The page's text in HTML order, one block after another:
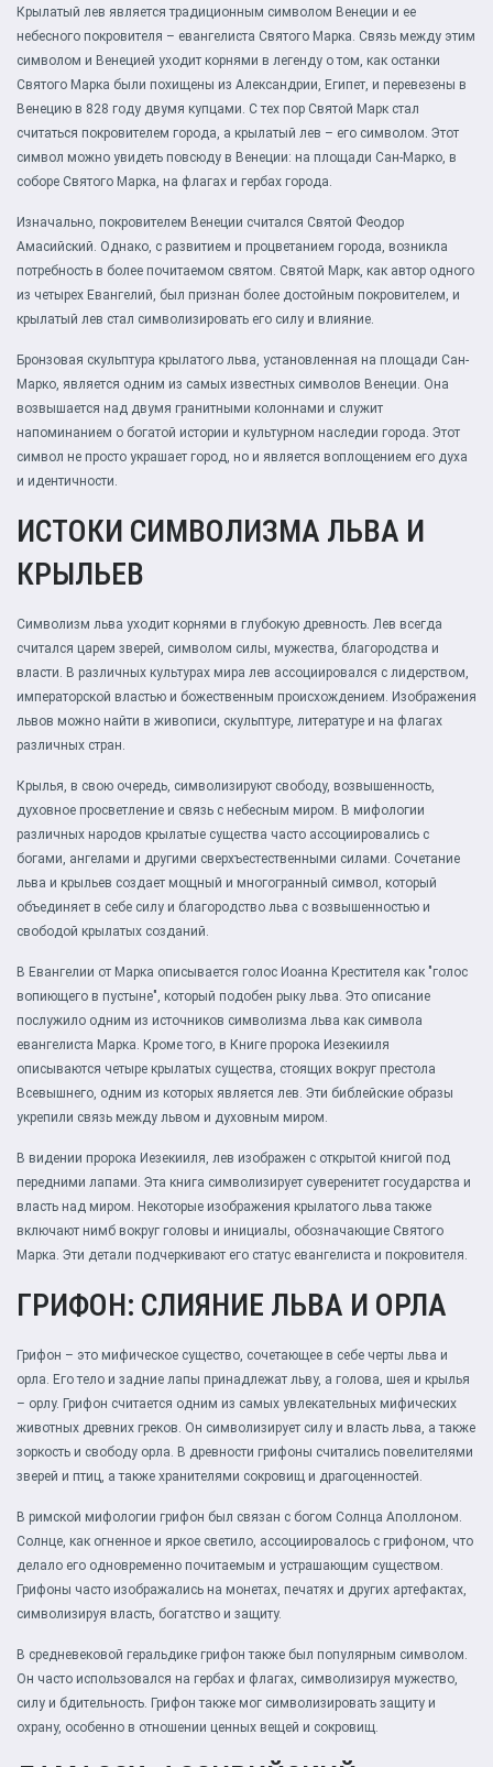
Крылатый лев является традиционным символом Венеции и ее
небесного покровителя – евангелиста Святого Марка. Связь между этим
символом и Венецией уходит корнями в легенду о том, как останки
Святого Марка были похищены из Александрии, Египет, и перевезены в
Венецию в 828 году двумя купцами. С тех пор Святой Марк стал
считаться покровителем города, а крылатый лев – его символом. Этот
символ можно увидеть повсюду в Венеции: на площади Сан-Марко, в
соборе Святого Марка, на флагах и гербах города.
Изначально, покровителем Венеции считался Святой Феодор
Амасийский. Однако, с развитием и процветанием города, возникла
потребность в более почитаемом святом. Святой Марк, как автор одного
из четырех Евангелий, был признан более достойным покровителем, и
крылатый лев стал символизировать его силу и влияние.
Бронзовая скульптура крылатого льва, установленная на площади Сан-
Марко, является одним из самых известных символов Венеции. Она
возвышается над двумя гранитными колоннами и служит
напоминанием о богатой истории и культурном наследии города. Этот
символ не просто украшает город, но и является воплощением его духа
и идентичности.
ИСТОКИ СИМВОЛИЗМА ЛЬВА И
КРЫЛЬЕВ
Символизм льва уходит корнями в глубокую древность. Лев всегда
считался царем зверей, символом силы, мужества, благородства и
власти. В различных культурах мира лев ассоциировался с лидерством,
императорской властью и божественным происхождением. Изображения
львов можно найти в живописи, скульптуре, литературе и на флагах
различных стран.
Крылья, в свою очередь, символизируют свободу, возвышенность,
духовное просветление и связь с небесным миром. В мифологии
различных народов крылатые существа часто ассоциировались с
богами, ангелами и другими сверхъестественными силами. Сочетание
льва и крыльев создает мощный и многогранный символ, который
объединяет в себе силу и благородство льва с возвышенностью и
свободой крылатых созданий.
В Евангелии от Марка описывается голос Иоанна Крестителя как "голос
вопиющего в пустыне", который подобен рыку льва. Это описание
послужило одним из источников символизма льва как символа
евангелиста Марка. Кроме того, в Книге пророка Иезекииля
описываются четыре крылатых существа, стоящих вокруг престола
Всевышнего, одним из которых является лев. Эти библейские образы
укрепили связь между львом и духовным миром.
В видении пророка Иезекииля, лев изображен с открытой книгой под
передними лапами. Эта книга символизирует суверенитет государства и
власть над миром. Некоторые изображения крылатого льва также
включают нимб вокруг головы и инициалы, обозначающие Святого
Марка. Эти детали подчеркивают его статус евангелиста и покровителя.
ГРИФОН: СЛИЯНИЕ ЛЬВА И ОРЛА
Грифон – это мифическое существо, сочетающее в себе черты льва и
орла. Его тело и задние лапы принадлежат льву, а голова, шея и крылья
– орлу. Грифон считается одним из самых увлекательных мифических
животных древних греков. Он символизирует силу и власть льва, а также
зоркость и свободу орла. В древности грифоны считались повелителями
зверей и птиц, а также хранителями сокровищ и драгоценностей.
В римской мифологии грифон был связан с богом Солнца Аполлоном.
Солнце, как огненное и яркое светило, ассоциировалось с грифоном, что
делало его одновременно почитаемым и устрашающим существом.
Грифоны часто изображались на монетах, печатях и других артефактах,
символизируя власть, богатство и защиту.
В средневековой геральдике грифон также был популярным символом.
Он часто использовался на гербах и флагах, символизируя мужество,
силу и бдительность. Грифон также мог символизировать защиту и
охрану, особенно в отношении ценных вещей и сокровищ.